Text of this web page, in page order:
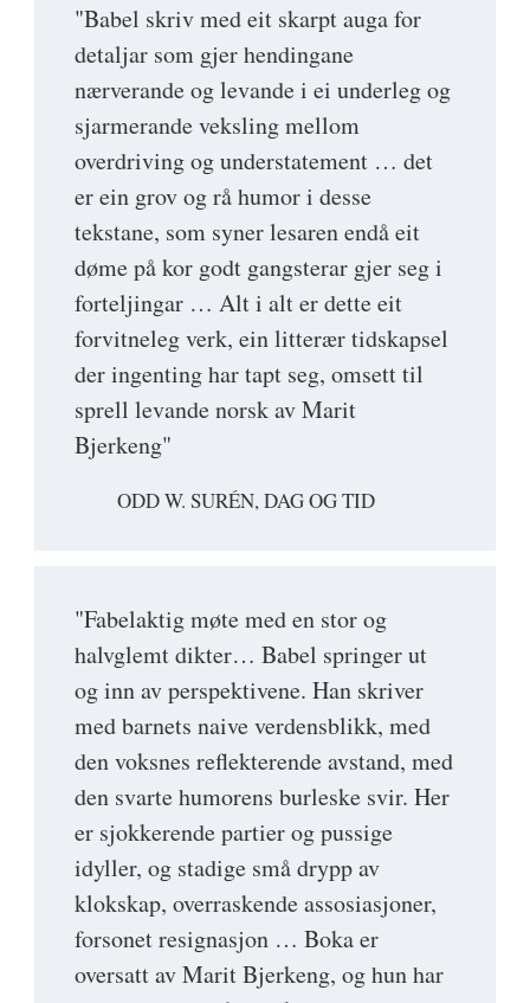
"Babel skriv med eit skarpt auga for
detaljar som gjer hendingane
nærverande og levande i ei underleg og
sjarmerande veksling mellom
overdriving og understatement … det
er ein grov og rå humor i desse
tekstane, som syner lesaren endå eit
døme på kor godt gangsterar gjer seg i
forteljingar … Alt i alt er dette eit
forvitneleg verk, ein litterær tidskapsel
der ingenting har tapt seg, omsett til
sprell levande norsk av Marit
Bjerkeng"
ODD W. SURÉN, DAG OG TID
"Fabelaktig møte med en stor og
halvglemt dikter… Babel springer ut
og inn av perspektivene. Han skriver
med barnets naive verdensblikk, med
den voksnes reflekterende avstand, med
den svarte humorens burleske svir. Her
er sjokkerende partier og pussige
idyller, og stadige små drypp av
klokskap, overraskende assosiasjoner,
forsonet resignasjon … Boka er
oversatt av Marit Bjerkeng, og hun har